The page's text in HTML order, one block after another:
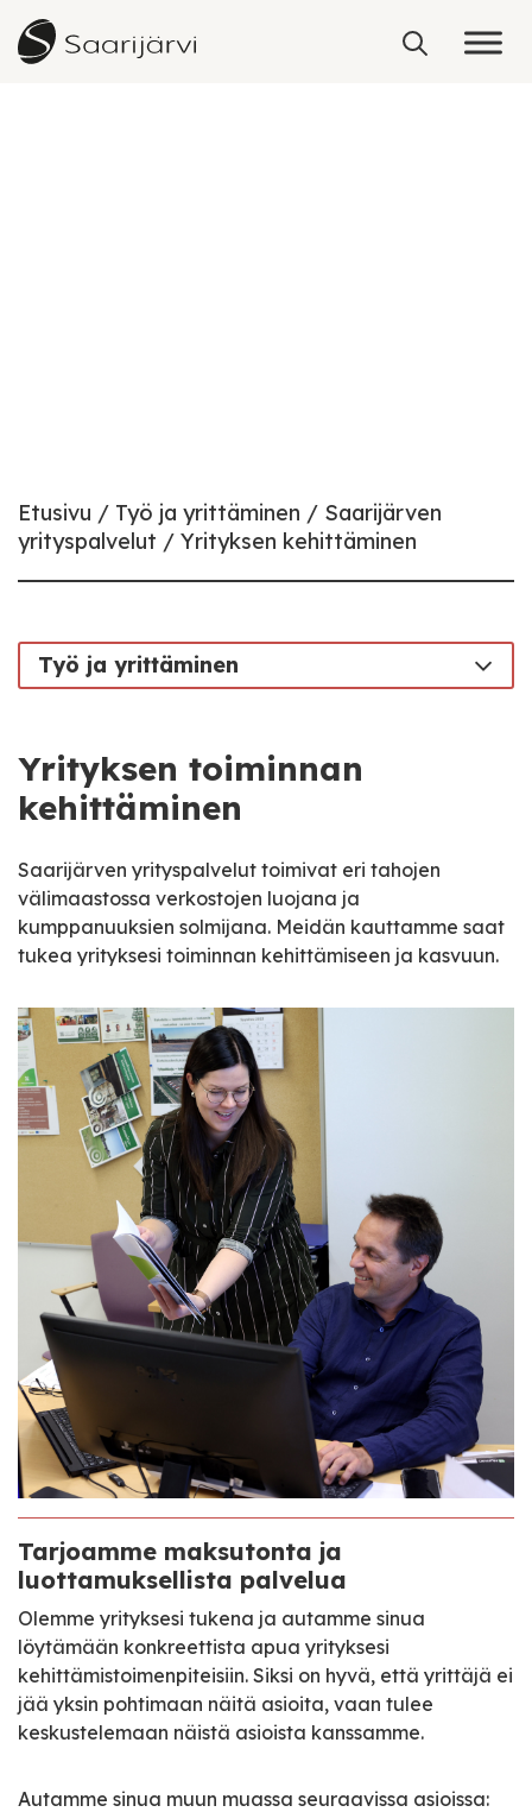
Skip to content
Etusivu Työ ja yrittäminen
Saarijärven
yrityspalvelut
Yrityksen kehittäminen
Työ ja yrittäminen
Yrityksen toiminnan
kehittäminen
Saarijärven yrityspalvelut toimivat eri tahojen
välimaastossa verkostojen luojana ja
kumppanuuksien solmijana. Meidän kauttamme saat
tukea yrityksesi toiminnan kehittämiseen ja kasvuun.
Tarjoamme maksutonta ja
luottamuksellista palvelua
Olemme yrityksesi tukena ja autamme sinua
löytämään konkreettista apua yrityksesi
kehittämistoimenpiteisiin. Siksi on hyvä, että yrittäjä ei
jää yksin pohtimaan näitä asioita, vaan tulee
keskustelemaan näistä asioista kanssamme.
Autamme sinua muun muassa seuraavissa asioissa: